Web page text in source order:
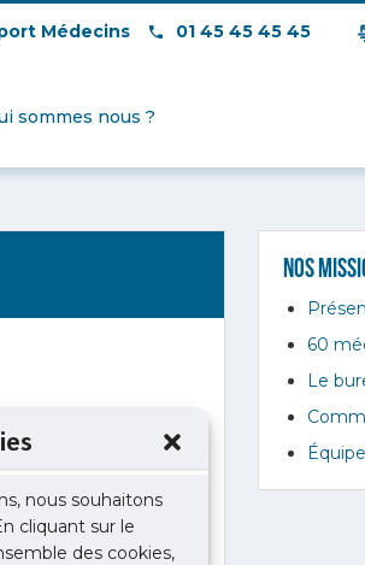
nous souhaitons
cliquant sur le
des cookies,
Médecins 01 45 45 45 45
sommes nous ?
Nos
60
Le